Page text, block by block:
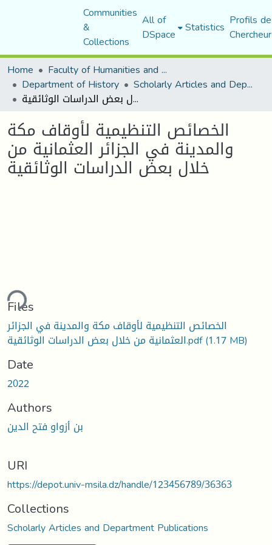
Communities
&
Collections
All of
DSpace Statistics Profils
Home
Faculty of Humanities and Social Sciences
Department of History Scholarly Articles and Department Publications
الخصائص التنظيمية لأوقاف مكة والمدينة في الجزائر العثمانية من خلال بعض الدراسات الوثائقية
الخصائص التنظيمية لأوقاف مكة
والمدينة في الجزائر العثمانية من
خلال بعض الدراسات الوثائقية
Files
الخصائص التنظيمية لأوقاف مكة والمدينة في الجزائر
العثمانية من خلال بعض الدراسات الوثائقية.pdf(1.17 MB)
Date
2022
Authors
بن أزواو فتح الدين
URI
https://depot.univ-msila.dz/handle/123456789/36363
Collections
Scholarly Articles and Department Publications